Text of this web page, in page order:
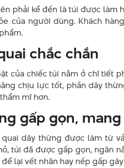
phải kể đến là túi được làm
của người dùng. Khách
chắc chắn
của chiếc túi nằm ở chỉ tiết
chịu lực tốt, phần dây
mĩ hơn.
gấp gọn,
quai dây thừng được làm từ
túi đã được gấp gọn, ngăn
lại vết nhăn hay nếp gấp